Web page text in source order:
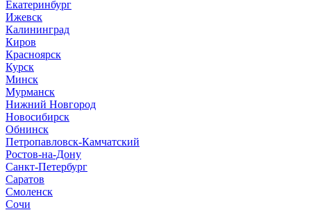
Екатеринбург
Ижевск
Калининград
Киров
Красноярск
Курск
Минск
Мурманск
Нижний Новгород
Новосибирск
Обнинск
Петропавловск-Камчатский
Ростов-на-Дону
Санкт-Петербург
Саратов
Смоленск
Сочи